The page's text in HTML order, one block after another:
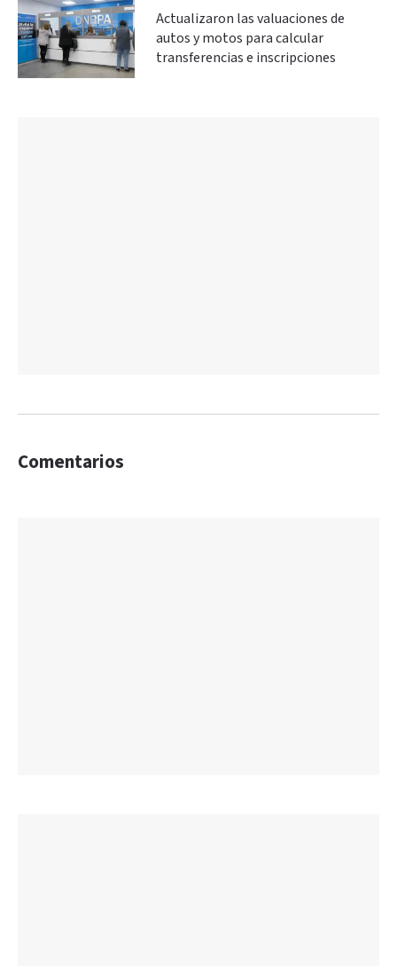
Actualizaron las valuaciones de
autos y motos para calcular
transferencias e inscripciones
Comentarios